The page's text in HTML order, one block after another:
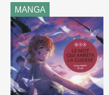
MANGA